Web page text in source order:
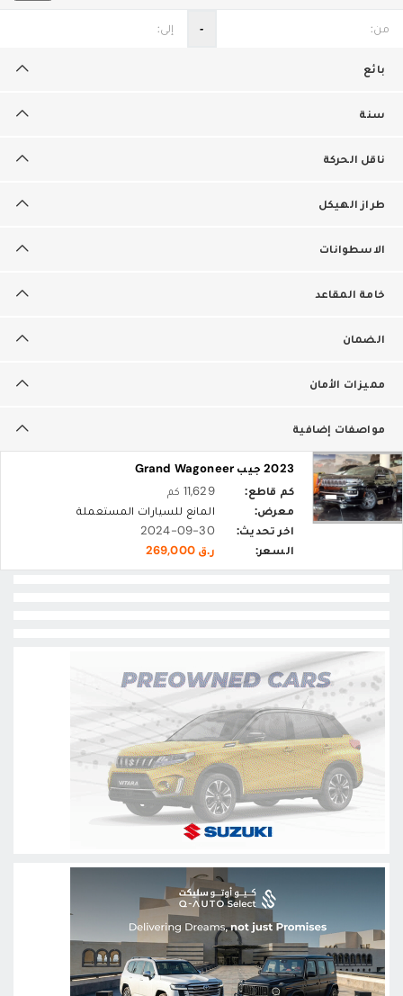
‐
بائع
سنة
ناقل الحركة
طراز الهيكل
الاسطوانات
خامة المقاعد
الضمان
مميزات الأمان
مواصفات إضافية
2023 جيب Grand Wagoneer
كم قاطع:
11,629 كم
معرض:
المانع للسيارات المستعملة
اخر تحديث:
2024-09-30
السعر:
ر.ق 269,000